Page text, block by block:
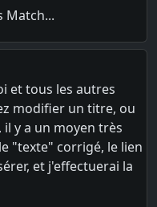
Match...
et tous les autres
modifier un titre, ou
y a un moyen très
"texte" corrigé, le lien
et j'effectuerai la